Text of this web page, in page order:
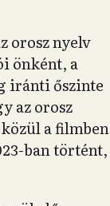
orosz nyelv
önként, a
iránti őszinte
az orosz
a filmben
ban történt,